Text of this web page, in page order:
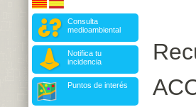
Consulta
medioambiental
Notifica tu
incidencia
Puntos de interés